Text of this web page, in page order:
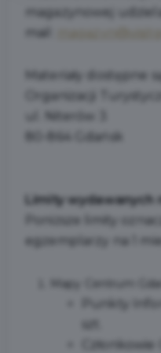
magazynowej
mail:
Materiały dostępne
Organizacji
ul. Niterów 3
80-864 Gdańsk
Limity wydawanych
Poniższe limity
egzemplarzy na 1
Mapy Centrum
Punkty
Członkowie